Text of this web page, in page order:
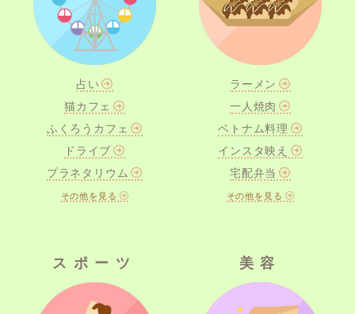
占い
猫カフェ
ふくろうカフェ
ドライブ
プラネタリウム
その他を見る
ラーメン
一人焼肉
ベトナム料理
インスタ映え
宅配弁当
その他を見る
スポーツ 美容